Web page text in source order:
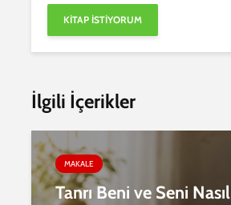
İlgili İçerikler
MAKALE
Tanrı Beni ve Seni Nasıl